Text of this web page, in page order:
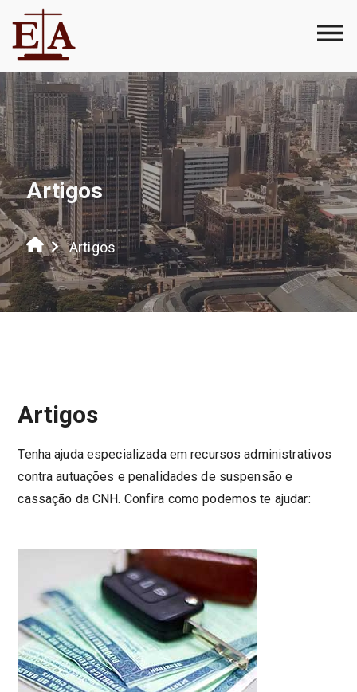
Artigos
Artigos
Artigos
Tenha ajuda especializada em recursos administrativos
contra autuações e penalidades de suspensão e
cassação da CNH. Confira como podemos te ajudar: